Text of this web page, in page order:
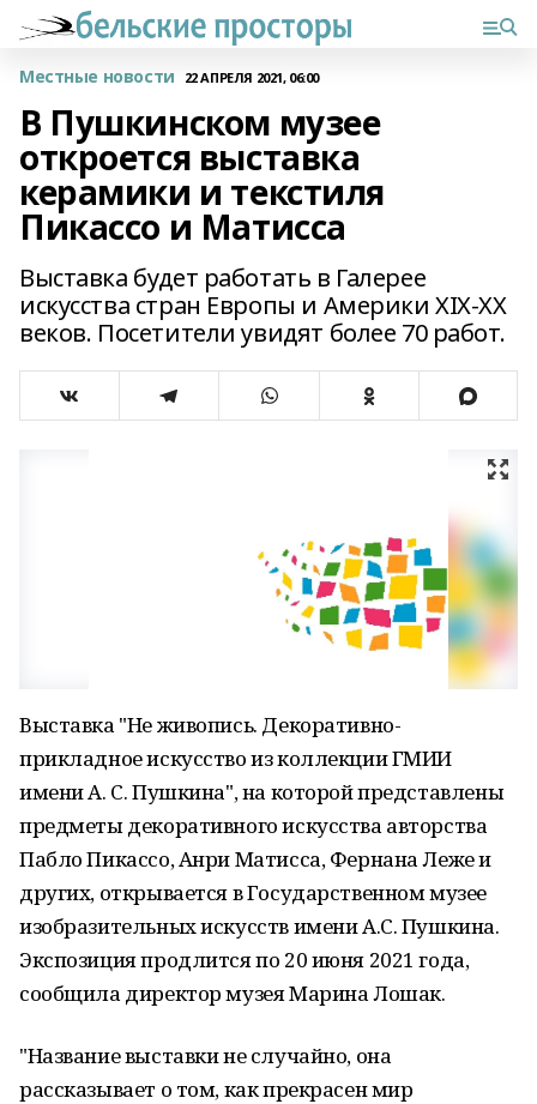
Местные новости 22 АПРЕЛЯ 2021, 06:00
В Пушкинском музее
откроется выставка
керамики и текстиля
Пикассо и Матисса
Выставка будет работать в Галерее
искусства стран Европы и Америки XIX-XX
веков. Посетители увидят более 70 работ.
Выставка "Не живопись. Декоративно-
прикладное искусство из коллекции ГМИИ
имени А. С. Пушкина", на которой представлены
предметы декоративного искусства авторства
Пабло Пикассо, Анри Матисса, Фернана Леже и
других, открывается в Государственном музее
изобразительных искусств имени А.С. Пушкина.
Экспозиция продлится по 20 июня 2021 года,
сообщила директор музея Марина Лошак.
"Название выставки не случайно, она
рассказывает о том, как прекрасен мир